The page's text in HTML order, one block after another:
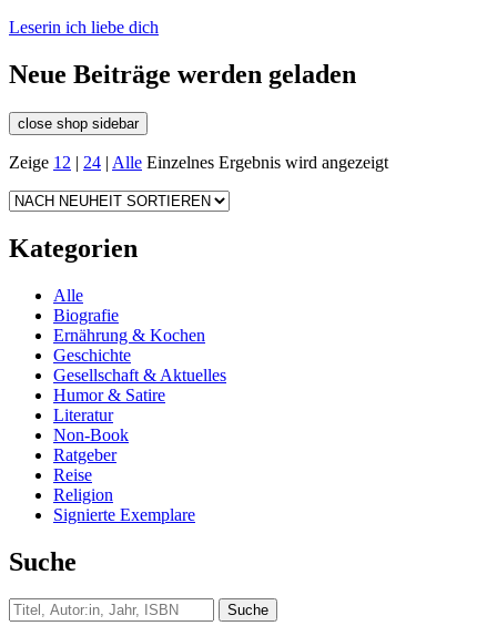
Leserin ich liebe dich
Neue Beiträge werden geladen
close shop sidebar
Zeige 12 | 24 | Alle Einzelnes Ergebnis wird angezeigt
Kategorien
Alle
Biografie
Ernährung & Kochen
Geschichte
Gesellschaft & Aktuelles
Humor & Satire
Literatur
Non-Book
Ratgeber
Reise
Religion
Signierte Exemplare
Suche